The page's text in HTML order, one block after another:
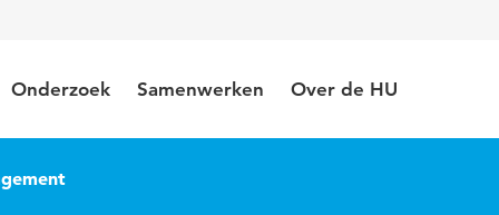
Onderzoek Samenwerken Over de HU